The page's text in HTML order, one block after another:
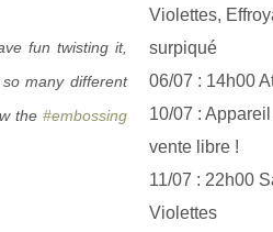
fun twisting it,
many different
the #embossing
Violettes,
surpiqué
06/07 : 14h00
10/07 :
vente libre !
11/07 : 22h00
Violettes